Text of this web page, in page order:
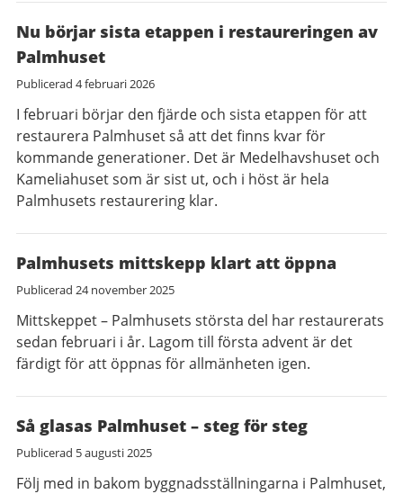
Nu börjar sista etappen i restaureringen av
Palmhuset
Publicerad 4 februari 2026
I februari börjar den fjärde och sista etappen för att
restaurera Palmhuset så att det finns kvar för
kommande generationer. Det är Medelhavshuset och
Kameliahuset som är sist ut, och i höst är hela
Palmhusets restaurering klar.
Palmhusets mittskepp klart att öppna
Publicerad 24 november 2025
Mittskeppet – Palmhusets största del har restaurerats
sedan februari i år. Lagom till första advent är det
färdigt för att öppnas för allmänheten igen.
Så glasas Palmhuset – steg för steg
Publicerad 5 augusti 2025
Följ med in bakom byggnadsställningarna i Palmhuset,